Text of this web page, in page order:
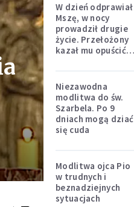
W dzień odprawiał
Mszę, w nocy
prowadził drugie
życie. Przełożony
kazał mu opuścić
Niezawodna
modlitwa do św.
Szarbela. Po 9
dniach mogą dziać
się cuda
Modlitwa ojca Pio
w trudnych i
beznadziejnych
sytuacjach